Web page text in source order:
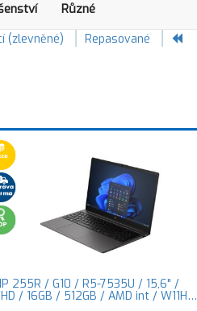
Různé
(zlevněné) Repasované
255R / G10 / R5-7535U / 15,6" /
/ 16GB / 512GB / AMD int / W11H…